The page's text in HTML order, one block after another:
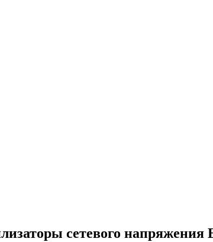
сетевого напряжения